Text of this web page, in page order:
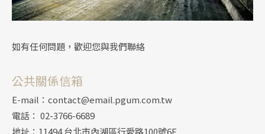
如有任何問題，歡迎您與我們聯絡
公共關係信箱
E-mail：contact@email.pgum.com.tw
電話： 02-3766-6689